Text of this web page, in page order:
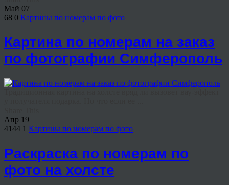
Май 07
68 0 Картины по номерам по фото
Картина по номерам на заказ
по фотографии Симферополь
Апр 19
4144 1 Картины по номерам по фото
Раскраска по номерам по
фото на холсте